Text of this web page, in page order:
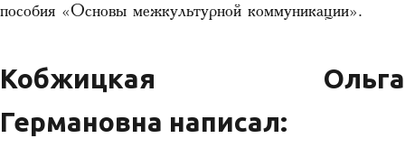
пособия «Основы межкультурной коммуникации».
Кобжицкая Ольга
Германовна написал: